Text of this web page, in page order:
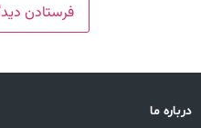
درباره ما